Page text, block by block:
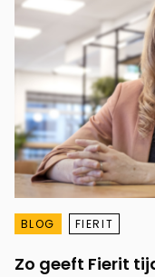
BLOG FIERIT
Zo geeft Fierit